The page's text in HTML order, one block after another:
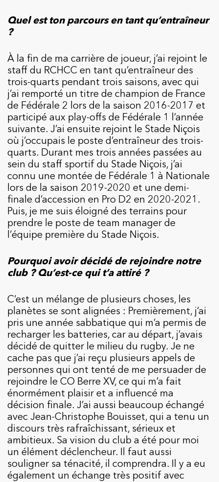
Quel est ton parcours en tant qu’entraîneur
?
À la fin de ma carrière de joueur, j’ai rejoint le
staff du RCHCC en tant qu’entraîneur des
trois-quarts pendant trois saisons, avec qui
j’ai remporté un titre de champion de France
de Fédérale 2 lors de la saison 2016-2017 et
participé aux play-offs de Fédérale 1 l’année
suivante. J’ai ensuite rejoint le Stade Niçois
où j’occupais le poste d’entraîneur des trois-
quarts. Durant mes trois années passées au
sein du staff sportif du Stade Niçois, j’ai
connu une montée de Fédérale 1 à Nationale
lors de la saison 2019-2020 et une demi-
finale d’accession en Pro D2 en 2020-2021.
Puis, je me suis éloigné des terrains pour
prendre le poste de team manager de
l’équipe première du Stade Niçois.
Pourquoi avoir décidé de rejoindre notre
club ? Qu’est-ce qui t’a attiré ?
C’est un mélange de plusieurs choses, les
planètes se sont alignées : Premièrement, j’ai
pris une année sabbatique qui m’a permis de
recharger les batteries, car au départ, j’avais
décidé de quitter le milieu du rugby. Je ne
cache pas que j’ai reçu plusieurs appels de
personnes qui ont tenté de me persuader de
rejoindre le CO Berre XV, ce qui m’a fait
énormément plaisir et a influencé ma
décision finale. J’ai aussi beaucoup échangé
avec Jean-Christophe Bouisset, qui a tenu un
discours très rafraîchissant, sérieux et
ambitieux. Sa vision du club a été pour moi
un élément déclencheur. Il faut aussi
souligner sa ténacité, il comprendra. Il y a eu
également un échange très positif avec